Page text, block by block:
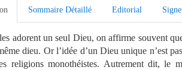
Sommaire Détaillé Editorial
adorent un seul Dieu, on affirme souvent
dieu. Or l’idée d’un Dieu unique n’est
religions monothéistes. Autrement dit, le